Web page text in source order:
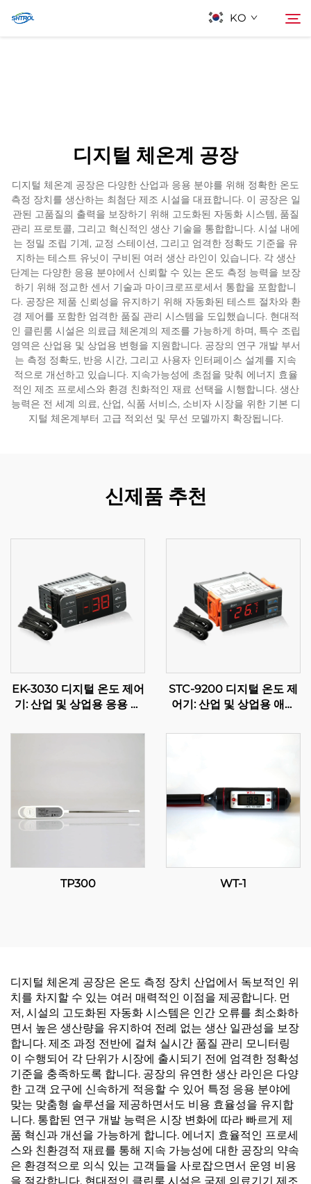
KO
디지털 체온계 공장
디지털 체온계 공장은 다양한 산업과 응용 분야를 위해 정확한 온도
측정 장치를 생산하는 최첨단 제조 시설을 대표합니다. 이 공장은 일
관된 고품질의 출력을 보장하기 위해 고도화된 자동화 시스템, 품질
관리 프로토콜, 그리고 혁신적인 생산 기술을 통합합니다. 시설 내에
는 정밀 조립 기계, 교정 스테이션, 그리고 엄격한 정확도 기준을 유
지하는 테스트 유닛이 구비된 여러 생산 라인이 있습니다. 각 생산
단계는 다양한 응용 분야에서 신뢰할 수 있는 온도 측정 능력을 보장
하기 위해 정교한 센서 기술과 마이크로프로세서 통합을 포함합니
다. 공장은 제품 신뢰성을 유지하기 위해 자동화된 테스트 절차와 환
경 제어를 포함한 엄격한 품질 관리 시스템을 도입했습니다. 현대적
인 클린룸 시설은 의료급 체온계의 제조를 가능하게 하며, 특수 조립
영역은 산업용 및 상업용 변형을 지원합니다. 공장의 연구 개발 부서
는 측정 정확도, 반응 시간, 그리고 사용자 인터페이스 설계를 지속
적으로 개선하고 있습니다. 지속가능성에 초점을 맞춰 에너지 효율
적인 제조 프로세스와 환경 친화적인 재료 선택을 시행합니다. 생산
능력은 전 세계 의료, 산업, 식품 서비스, 소비자 시장을 위한 기본 디
지털 체온계부터 고급 적외선 및 무선 모델까지 확장됩니다.
신제품 추천
EK-3030 디지털 온도 제어
기: 산업 및 상업용 응용 프
절
STC-9200 디지털 온도 제
어기: 산업 및 상업용 애플
계 온도 제어
TP300 WT-1
디지털 체온계 공장은 온도 측정 장치 산업에서 독보적인 위
치를 차지할 수 있는 여러 매력적인 이점을 제공합니다. 먼
저, 시설의 고도화된 자동화 시스템은 인간 오류를 최소화하
면서 높은 생산량을 유지하여 전례 없는 생산 일관성을 보장
합니다. 제조 과정 전반에 걸쳐 실시간 품질 관리 모니터링
이 수행되어 각 단위가 시장에 출시되기 전에 엄격한 정확성
기준을 충족하도록 합니다. 공장의 유연한 생산 라인은 다양
한 고객 요구에 신속하게 적응할 수 있어 특정 응용 분야에
맞는 맞춤형 솔루션을 제공하면서도 비용 효율성을 유지합
니다. 통합된 연구 개발 능력은 시장 변화에 따라 빠르게 제
품 혁신과 개선을 가능하게 합니다. 에너지 효율적인 프로세
스와 친환경적 재료를 통해 지속 가능성에 대한 공장의 약속
은 환경적으로 의식 있는 고객들을 사로잡으면서 운영 비용
을 절감합니다. 현대적인 클린룸 시설은 국제 의료기기 제조